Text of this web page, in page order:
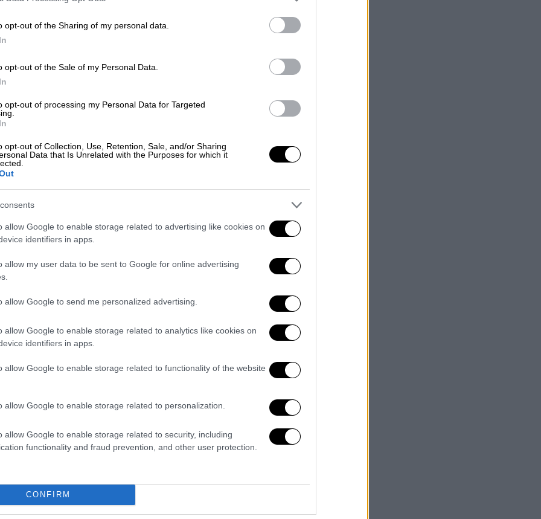
opt-out of the Sharing of my personal data.
opt-out of the Sale of my Personal Data.
opt-out of processing my Personal Data for Targeted
opt-out of Collection, Use, Retention, Sale, and/or Sharing
Data that Is Unrelated with the Purposes for which it
allow Google to enable storage related to advertising like cookies on
identifiers in apps.
allow my user data to be sent to Google for online advertising
allow Google to send me personalized advertising.
allow Google to enable storage related to analytics like cookies on
identifiers in apps.
allow Google to enable storage related to functionality of the website
allow Google to enable storage related to personalization.
allow Google to enable storage related to security, including
functionality and fraud prevention, and other user protection.
CONFIRM
σχολές θα ενταχθούν και στα τέσσερα
του 2025 ή 2026 αλλά και άλλα κίνητρα
θέσεις στις Ένοπλες
των στρατιωτικών
το Συντονιστικό
πανελλαδικές δήλωναν ότι τα μέλη των
Συντονιστικό Συμβούλιο Συλλόγων
στις Γενικές τους Συνελεύσεις,
επηρεάζουν το σύνολο των αποφοίτων
(ΑΣΣΥ) κι εκφράζοντας
που έχει διαμορφωθεί.Εκτός του ότι ο
βασικών βιοτικών αναγκών,
αριθμού στελεχών που
απαιτήσεις για συνδρομή
διοίκησης,
να σταδιοδρομήσουν στι
ς Ένοπλες
υπέβαλε επίσης ουσιαστικές
ΑΣΣΥ, ζητώντας την ένταξή τους
εκπαίδευσης, ώστε τα πτυχία τους να
απονέμονται από σχολές ανώτατης
γίνεται μέσω πανελληνίων
εκπαίδευση, και αυτό πρέπει να
πτυχίων. Απαιτείται άμεση δράση και
αυτών. Καλούμε το ΥΠΕΘΑ, τα
αρμόδιους φορείς να συμμετάσχουν
για την αντιμετώπιση των προκλήσεων
και να υιοθετήσουν τις προτάσεις του
Αποφοίτων ΑΣΣΥ,
νέους που επιθυμούν να ενταχθούν στις